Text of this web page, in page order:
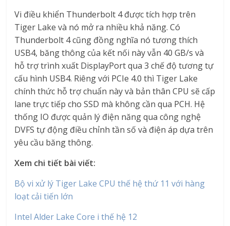
Vi điều khiển Thunderbolt 4 được tích hợp trên
Tiger Lake và nó mở ra nhiều khả năng. Có
Thunderbolt 4 cũng đồng nghĩa nó tương thích
USB4, băng thông của kết nối này vẫn 40 GB/s và
hỗ trợ trình xuất DisplayPort qua 3 chế độ tương tự
cấu hình USB4. Riêng với PCIe 4.0 thì Tiger Lake
chính thức hỗ trợ chuẩn này và bản thân CPU sẽ cấp
lane trực tiếp cho SSD mà không cần qua PCH. Hệ
thống IO được quản lý điện năng qua công nghệ
DVFS tự động điều chỉnh tần số và điện áp dựa trên
yêu cầu băng thông.
Xem chi tiết bài viết:
Bộ vi xử lý Tiger Lake CPU thế hệ thứ 11 với hàng
loạt cải tiến lớn
Intel Alder Lake Core i thế hệ 12